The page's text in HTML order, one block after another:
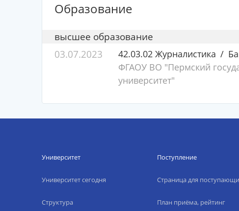
Образование
высшее образование
03.07.2023
42.03.02 Журналистика
ФГАОУ ВО "Пермский
университет"
Университет
Университет сегодня
Структура
Поступление
Страница для
План приёма, рейтинг